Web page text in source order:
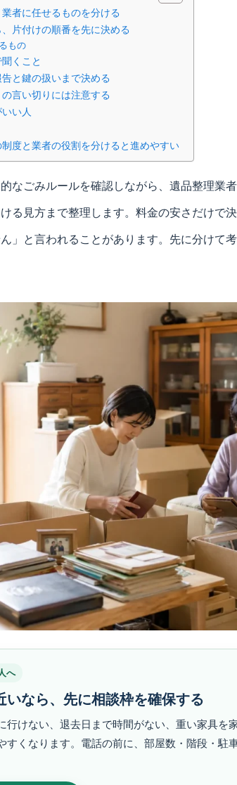
者に任せるものを分ける
片付けの順番を先に決める
もの
くこと
と鍵の扱いまで決める
言い切りには注意する
い人
度と業者の役割を分けると進めやすい
なごみルールを確認しながら、遺品整理業
る見方まで整理します。料金の安さだけで
」と言われることがあります。先に分けて
へ
いなら、先に相談枠を確保する
行けない、退去日まで時間がない、重い家具を
すくなります。電話の前に、部屋数・階段・駐